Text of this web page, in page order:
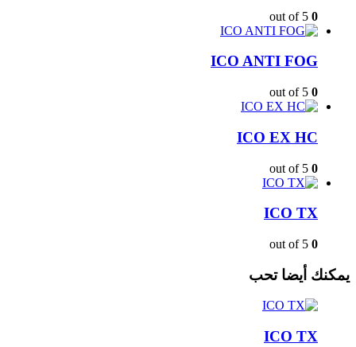
0
ICO ANTI FOG
0
ICO EX HC
0
ICO TX
0
يمكنك أيضا تحب
ICO TX